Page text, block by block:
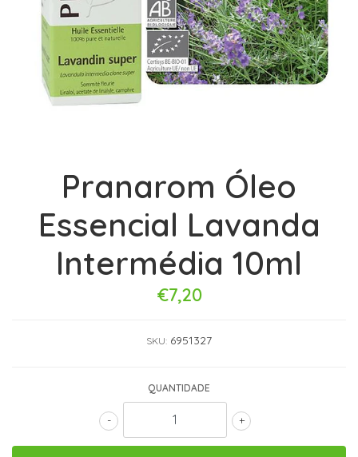
Pranarom Óleo
Essencial Lavanda
Intermédia 10ml
€7,20
SKU: 6951327
QUANTIDADE
+
-